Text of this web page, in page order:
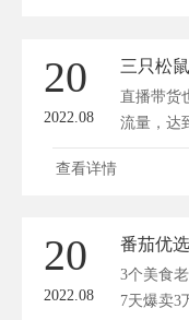
20
2022.08
三只松
直播带货
流量，达
查看详情
20
2022.08
番茄优
3个美食
7天爆卖3